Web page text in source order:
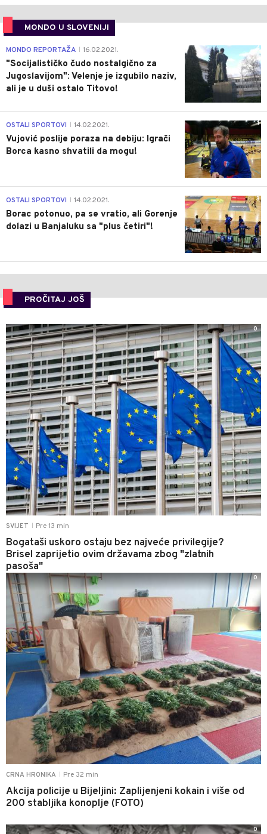
MONDO U SLOVENIJI
4
MONDO REPORTAŽA 16.02.2021.
"Socijalističko čudo nostalgično za
Jugoslavijom": Velenje je izgubilo naziv,
ali je u duši ostalo Titovo!
1
OSTALI SPORTOVI 14.02.2021.
Vujović poslije poraza na debiju: Igrači
Borca kasno shvatili da mogu!
3
OSTALI SPORTOVI 14.02.2021.
Borac potonuo, pa se vratio, ali Gorenje
dolazi u Banjaluku sa "plus četiri"!
PROČITAJ JOŠ
SVIJET Pre 13 min
Bogataši uskoro ostaju bez najveće privilegije?
Brisel zaprijetio ovim državama zbog "zlatnih
pasoša"
0
CRNA HRONIKA Pre 32 min
Akcija policije u Bijeljini: Zaplijenjeni kokain i više od
200 stabljika konoplje (FOTO)
0
0